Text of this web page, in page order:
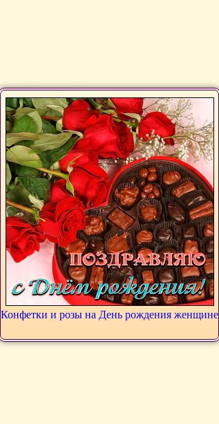
Конфетки и розы на День рождения женщине